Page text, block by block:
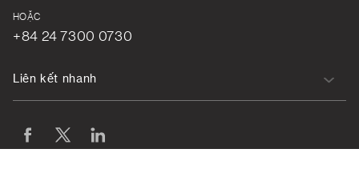
HOẶC
+84 24 7300 0730
Liên kết nhanh